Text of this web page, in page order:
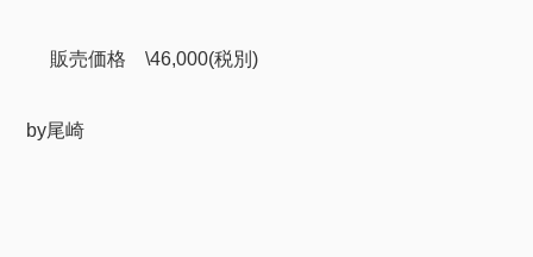
販売価格 \46,000(税別)
by尾崎